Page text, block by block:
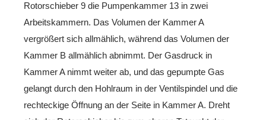
Rotorschieber 9 die Pumpenkammer 13 in zwei
Arbeitskammern. Das Volumen der Kammer A
vergrößert sich allmählich, während das Volumen der
Kammer B allmählich abnimmt. Der Gasdruck in
Kammer A nimmt weiter ab, und das gepumpte Gas
gelangt durch den Hohlraum in der Ventilspindel und die
rechteckige Öffnung an der Seite in Kammer A. Dreht